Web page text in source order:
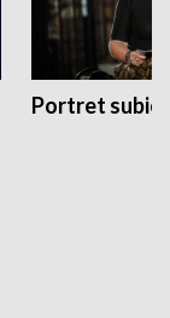
Portret